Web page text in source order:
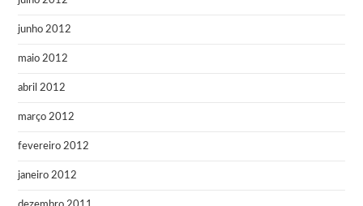
junho 2012
maio 2012
abril 2012
março 2012
fevereiro 2012
janeiro 2012